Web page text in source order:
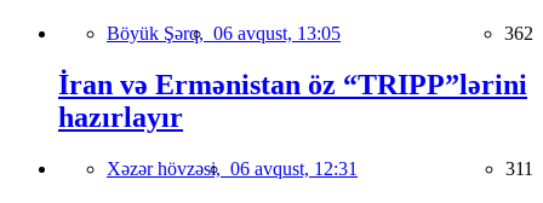
Böyük Şərq, 06 avqust, 13:05 362
İran və Ermənistan öz “TRIPP”lərini
hazırlayır
Xəzər hövzəsi, 06 avqust, 12:31 311